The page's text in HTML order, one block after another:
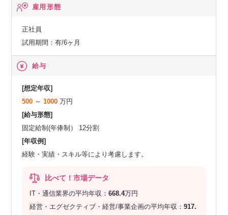
雇用形態
正社員
試用期間：有/6ヶ月
給与
[想定年収]
500 ～1000 万円
[給与形態]
固定給制(年俸制） 12分割
[年収例]
経験・実績・スキル等により考慮します。
比べて！市場データ
IT・通信業界の平均年収：668.4万円
経営・エグゼクティブ・経営/事業企画の平均年収：917.